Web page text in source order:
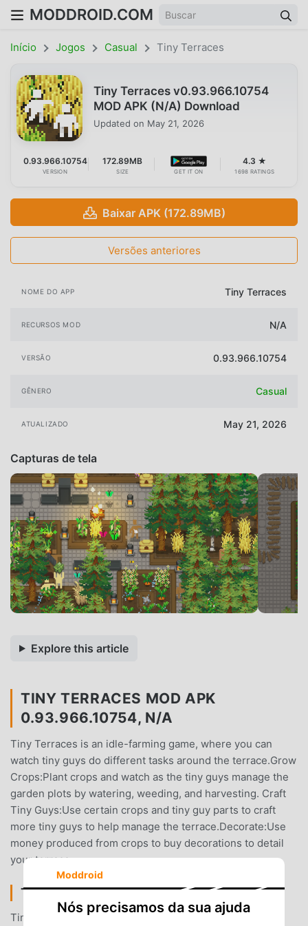
MODDROID.COM
Início Jogos Casual Tiny Terraces
Tiny Terraces v0.93.966.10754
MOD APK (N/A) Download
Updated on May 21, 2026
0.93.966.10754
VERSION
172.89MB
SIZE GET IT ON
4.3 ★
1698 RATINGS
Baixar APK (172.89MB)
Versões anteriores
NOME DO APP Tiny Terraces
RECURSOS MOD N/A
VERSÃO 0.93.966.10754
GÊNERO Casual
ATUALIZADO May 21, 2026
Capturas de tela
Explore this article
TINY TERRACES MOD APK
0.93.966.10754, N/A
Tiny Terraces is an idle-farming game, where you can
watch tiny guys do different tasks around the terrace.Grow
Crops:Plant crops and watch as the tiny guys manage the
garden plots by watering, weeding, and harvesting. Craft
Tiny Guys:Use certain crops and tiny guy parts to craft
more tiny guys to help manage the terrace.Decorate:Use
money produced from crops to buy decorations to detail
your terrace.
TINY TERRACES INTRODUÇÃO
Tiny Terracesé um jogo popular de casual que vem
Moddroid
Nós precisamos da sua ajuda